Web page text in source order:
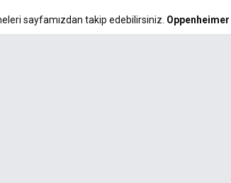
sayfamızdan takip edebilirsiniz. Oppenheimer